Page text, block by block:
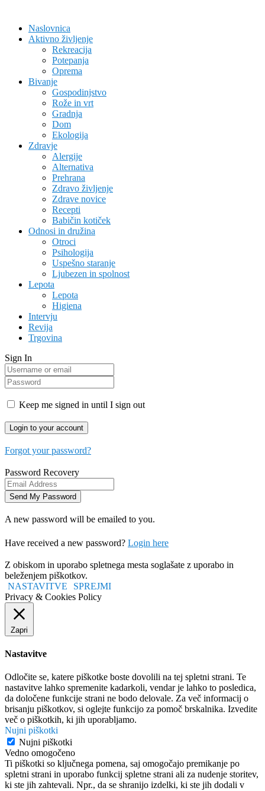
Naslovnica
Aktivno življenje
Rekreacija
Potepanja
Oprema
Bivanje
Gospodinjstvo
Rože in vrt
Gradnja
Dom
Ekologija
Zdravje
Alergije
Alternativa
Prehrana
Zdravo življenje
Zdrave novice
Recepti
Babičin kotiček
Odnosi in družina
Otroci
Psihologija
Uspešno staranje
Ljubezen in spolnost
Lepota
Lepota
Higiena
Intervju
Revija
Trgovina
Sign In
Keep me signed in until I sign out
Forgot your password?
Password Recovery
A new password will be emailed to you.
Have received a new password? Login here
Z obiskom in uporabo spletnega mesta soglašate z uporabo in
beleženjem piškotkov.
NASTAVITVE
SPREJMI
Privacy & Cookies Policy
Zapri
Nastavitve
Odločite se, katere piškotke boste dovolili na tej spletni strani. Te
nastavitve lahko spremenite kadarkoli, vendar je lahko to posledica,
da določene funkcije strani ne bodo delovale. Za več informacij o
brisanju piškotkov, si oglejte funkcijo za pomoč brskalnika. Izvedite
več o piškotkih, ki jih uporabljamo.
Nujni piškotki
Nujni piškotki
Vedno omogočeno
Ti piškotki so ključnega pomena, saj omogočajo premikanje po
spletni strani in uporabo funkcij spletne strani ali za nudenje storitev,
ki ste jih zahtevali. Npr., da se shranijo izdelki, ki ste jih dodali v